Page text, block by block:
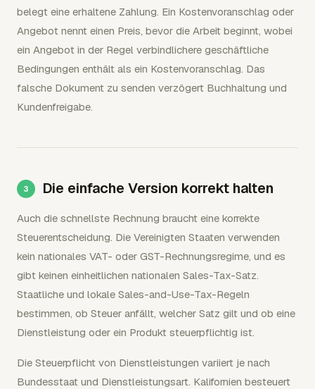
belegt eine erhaltene Zahlung. Ein Kostenvoranschlag oder
Angebot nennt einen Preis, bevor die Arbeit beginnt, wobei
ein Angebot in der Regel verbindlichere geschäftliche
Bedingungen enthält als ein Kostenvoranschlag. Das
falsche Dokument zu senden verzögert Buchhaltung und
Kundenfreigabe.
Die einfache Version korrekt halten
Auch die schnellste Rechnung braucht eine korrekte
Steuerentscheidung. Die Vereinigten Staaten verwenden
kein nationales VAT- oder GST-Rechnungsregime, und es
gibt keinen einheitlichen nationalen Sales-Tax-Satz.
Staatliche und lokale Sales-and-Use-Tax-Regeln
bestimmen, ob Steuer anfällt, welcher Satz gilt und ob eine
Dienstleistung oder ein Produkt steuerpflichtig ist.
Die Steuerpflicht von Dienstleistungen variiert je nach
Bundesstaat und Dienstleistungsart. Kalifornien besteuert